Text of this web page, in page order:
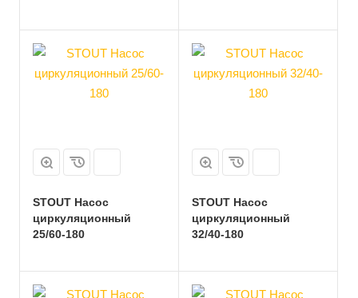
STOUT Насос
циркуляционный
25/60-180
STOUT Насос
циркуляционный
32/40-180